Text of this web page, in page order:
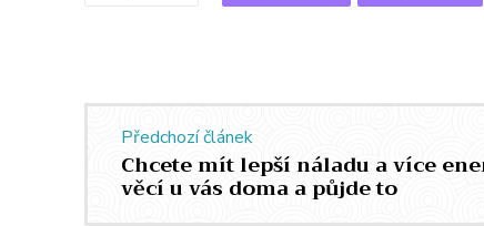
Předchozí článek
Chcete mít lepší náladu a více
věcí u vás doma a půjde to